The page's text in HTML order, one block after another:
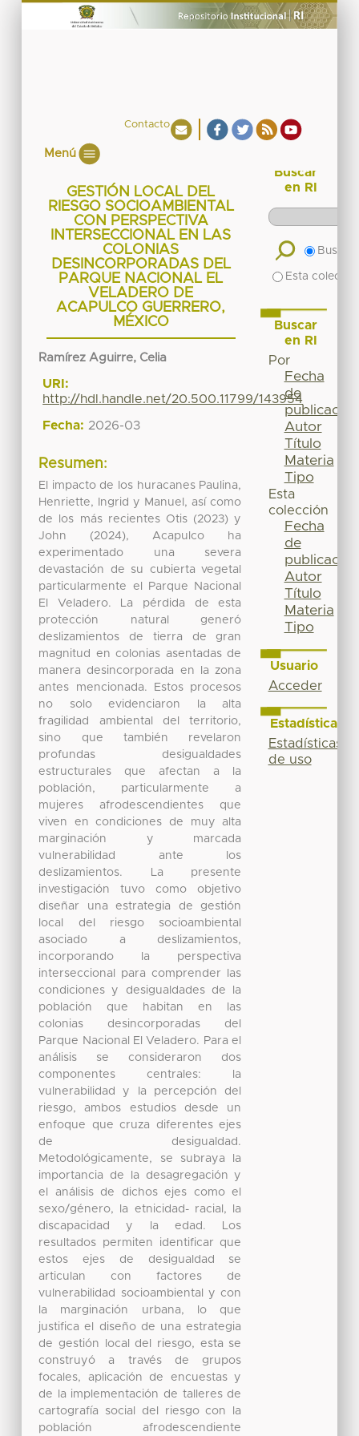
Contacto
Menú
GESTIÓN LOCAL DEL
RIESGO SOCIOAMBIENTAL
CON PERSPECTIVA
INTERSECCIONAL EN LAS
COLONIAS
DESINCORPORADAS DEL
PARQUE NACIONAL EL
VELADERO DE
ACAPULCO GUERRERO,
MÉXICO
Ramírez Aguirre, Celia
URI:
http://hdl.handle.net/20.500.11799/143954
Fecha: 2026-03
Resumen:
El impacto de los huracanes Paulina,
Henriette, Ingrid y Manuel, así como
de los más recientes Otis (2023) y
John (2024), Acapulco ha
experimentado una severa
devastación de su cubierta vegetal
particularmente el Parque Nacional
El Veladero. La pérdida de esta
protección natural generó
deslizamientos de tierra de gran
magnitud en colonias asentadas de
manera desincorporada en la zona
antes mencionada. Estos procesos
no solo evidenciaron la alta
fragilidad ambiental del territorio,
sino que también revelaron
profundas desigualdades
estructurales que afectan a la
población, particularmente a
mujeres afrodescendientes que
viven en condiciones de muy alta
marginación y marcada
vulnerabilidad ante los
deslizamientos. La presente
investigación tuvo como objetivo
diseñar una estrategia de gestión
local del riesgo socioambiental
asociado a deslizamientos,
incorporando la perspectiva
interseccional para comprender las
condiciones y desigualdades de la
población que habitan en las
colonias desincorporadas del
Parque Nacional El Veladero. Para el
análisis se consideraron dos
componentes centrales: la
vulnerabilidad y la percepción del
riesgo, ambos estudios desde un
enfoque que cruza diferentes ejes
de desigualdad.
Metodológicamente, se subraya la
importancia de la desagregación y
el análisis de dichos ejes como el
sexo/género, la etnicidad- racial, la
discapacidad y la edad. Los
resultados permiten identificar que
estos ejes de desigualdad se
articulan con factores de
vulnerabilidad socioambiental y con
la marginación urbana, lo que
justifica el diseño de una estrategia
de gestión local del riesgo, esta se
construyó a través de grupos
focales, aplicación de encuestas y
de la implementación de talleres de
cartografía social del riesgo con la
población afrodescendiente
Buscar
en RI
Buscar
Esta
Buscar
en RI
Por
Fecha
de
publicación
Autor
Título
Materia
Tipo
Esta
colección
Fecha
de
publicación
Autor
Título
Materia
Tipo
Usuario
Acceder
Estadísticas
Estadísticas
de uso